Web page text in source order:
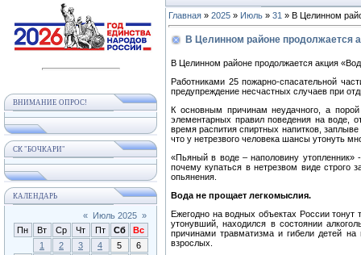
ВНИМАНИЕ ОПРОС!
СК "БОЧКАРИ"
КАЛЕНДАРЬ
« Июль 2025 »
Пн
Вт Ср Чт Пт Сб
Вс
1
2 3 4 5
6
Главная » 2025 » Июль » 31 » В Целинном
В Целинном районе продолжается
В Целинном районе продолжается акция
Работниками 25 пожарно-спасательной
предупреждение несчастных случаев при
К основным причинам неудачного, а
элементарных правил поведения на воде,
время распития спиртных напитков,
что у нетрезвого человека шансы утонуть
«Пьяный в воде – наполовину утопленник»
почему купаться в нетрезвом виде строго
опьянения.
Вода не прощает легкомыслия.
Ежегодно на водных объектах России тонут
утонувший, находился в состоянии
причинами травматизма и гибели детей
взрослых.